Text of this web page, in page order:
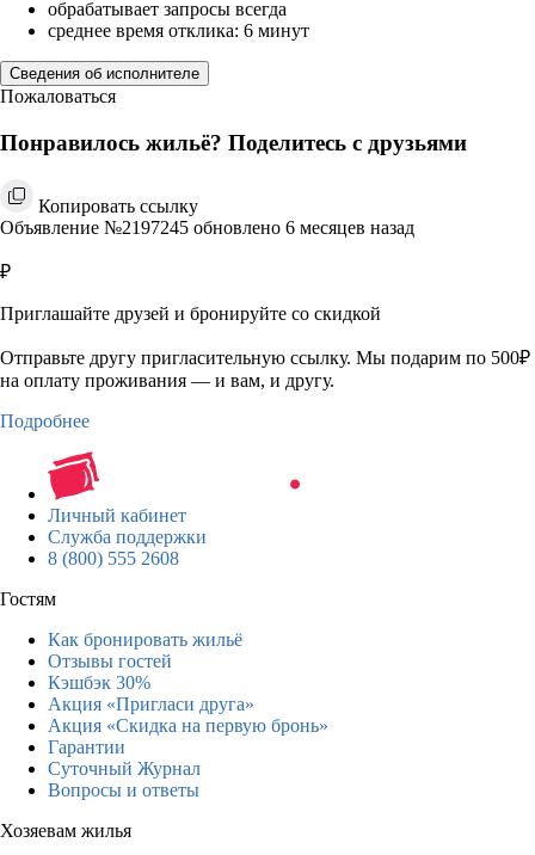
обрабатывает запросы всегда
среднее время отклика: 6 минут
Сведения об исполнителе
Пожаловаться
Понравилось жильё? Поделитесь с друзьями
Копировать ссылку
Объявление №2197245 обновлено 6 месяцев назад
₽
Приглашайте друзей и бронируйте со скидкой
Отправьте другу пригласительную ссылку. Мы подарим по 500₽
на оплату проживания — и вам, и другу.
Подробнее
Личный кабинет
Служба поддержки
8 (800) 555 2608
Гостям
Как бронировать жильё
Отзывы гостей
Кэшбэк 30%
Акция «Пригласи друга»
Акция «Скидка на первую бронь»
Гарантии
Суточный Журнал
Вопросы и ответы
Хозяевам жилья